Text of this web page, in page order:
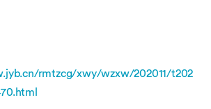
rmtzcg/xwy/wzxw/202011/t202